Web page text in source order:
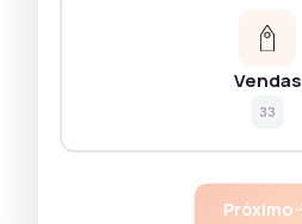
Vendas
33
Próximo